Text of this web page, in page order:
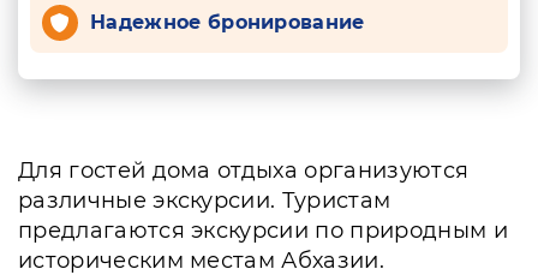
Надежное бронирование
Для гостей дома отдыха организуются
различные экскурсии. Туристам
предлагаются экскурсии по природным и
историческим местам Абхазии.